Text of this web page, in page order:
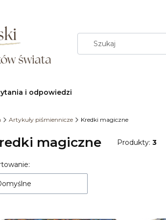
i odpowiedzi
Artykuły piśmiennicze Kredki magiczne
magiczne Produkty: 3
produktów